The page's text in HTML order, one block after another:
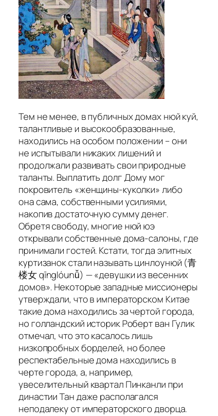
Тем не менее, в публичных домах нюй куй,
талантливые и высокообразованные,
находились на особом положении – они
не испытывали никаких лишений и
продолжали развивать свои природные
таланты. Выплатить долг Дому мог
покровитель «женщины-куколки» либо
она сама, собственными усилиями,
накопив достаточную сумму денег.
Обретя свободу, многие нюй юэ
открывали собственные дома-салоны, где
принимали гостей. Кстати, тогда элитных
куртизанок стали называть цинлоунюй (青
楼女 qīnglóunǚ) — «девушки из весенних
домов». Некоторые западные миссионеры
утверждали, что в императорском Китае
такие дома находились за чертой города,
но голландский историк Роберт ван Гулик
отмечал, что это касалось лишь
низкопробных борделей, но более
респектабельные дома находились в
черте города, а, например,
увеселительный квартал Пинканли при
династии Тан даже располагался
неподалеку от императорского дворца.